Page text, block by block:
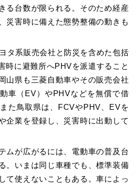
る台数が限られる。そのため経産
災害時に備えた態勢整備の動きも
タ系販売会社と防災を含めた包括
時に避難所へPHVを派遣すること
山県も三菱自動車やその販売会社
車（EV）やPHVなどを無償で借
た鳥取県は、FCVやPHV、EVを
企業を登録し、災害時に出動して
ムが広がるには、電動車の普及台
。いまは同じ車種でも、標準装備
て使えないこともある。車によっ